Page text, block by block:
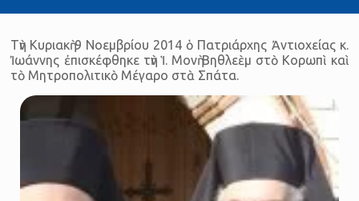
Τὴν Κυριακὴ 9 Νοεμβρίου 2014 ὁ Πατριάρχης Ἀντιοχείας κ.
Ἰωάννης ἐπισκέφθηκε τὴν Ἱ. Μονὴ Βηθλεὲμ στὸ Κορωπὶ καὶ
τὸ Μητροπολιτικὸ Μέγαρο στὰ Σπάτα.